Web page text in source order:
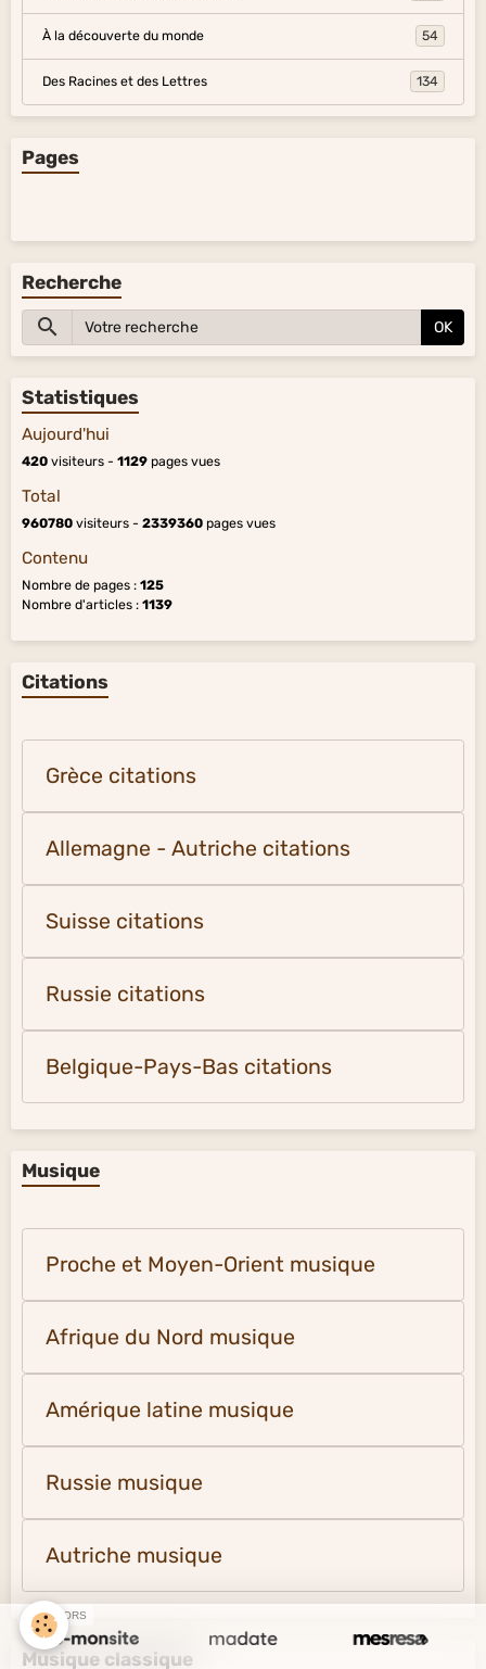
À la découverte du monde 54
Des Racines et des Lettres 134
Pages
Recherche
OK
Statistiques
Aujourd'hui
420 visiteurs - 1129 pages vues
Total
960780 visiteurs - 2339360 pages vues
Contenu
Nombre de pages : 125
Nombre d'articles : 1139
Citations
Grèce citations
Allemagne - Autriche citations
Suisse citations
Russie citations
Belgique-Pays-Bas citations
Musique
Proche et Moyen-Orient musique
Afrique du Nord musique
Amérique latine musique
Russie musique
Autriche musique
Musique classique
SPONSORS